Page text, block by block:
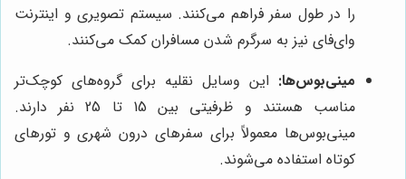
را در طول سفر فراهم می‌کنند. سیستم تصویری و اینترنت
وای‌فای نیز به سرگرم شدن مسافران کمک می‌کنند.
مینی‌بوس‌ها: این وسایل نقلیه برای گروه‌های کوچک‌تر
مناسب هستند و ظرفیتی بین 15 تا 25 نفر دارند.
مینی‌بوس‌ها معمولاً برای سفرهای درون شهری و تورهای
کوتاه استفاده می‌شوند.